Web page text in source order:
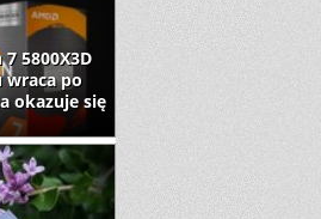
5800X3D
wraca po
okazuje się